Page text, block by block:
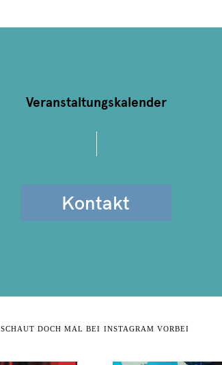
Veranstaltungskalender
Kontakt
SCHAUT DOCH MAL BEI INSTAGRAM VORBEI